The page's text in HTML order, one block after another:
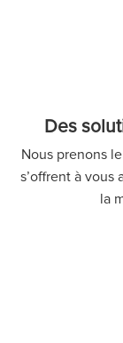
Des
Nous prenons
s’offrent à
la